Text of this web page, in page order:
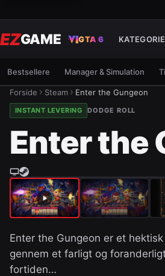
EZGAME GTA 6
Bestsellere Manager & Simulation
Forside Steam Enter the Gungeon
INSTANT LEVERING DODGE ROLL
Enter the
Enter the Gungeon er et
gennem et farligt og
fortiden…